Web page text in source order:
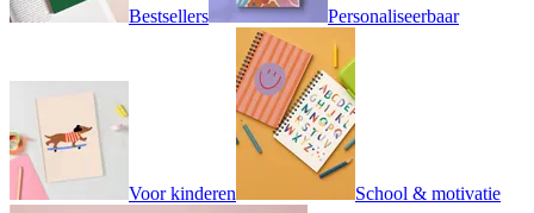
Bestsellers Personaliseerbaar
Voor kinderen School & motivatie